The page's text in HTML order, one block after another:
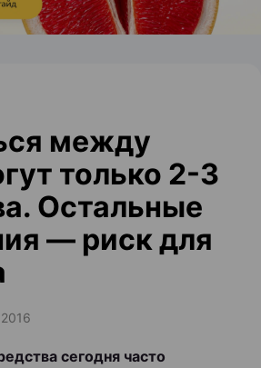
между
только 2-3
Остальные
— риск для
сегодня часто